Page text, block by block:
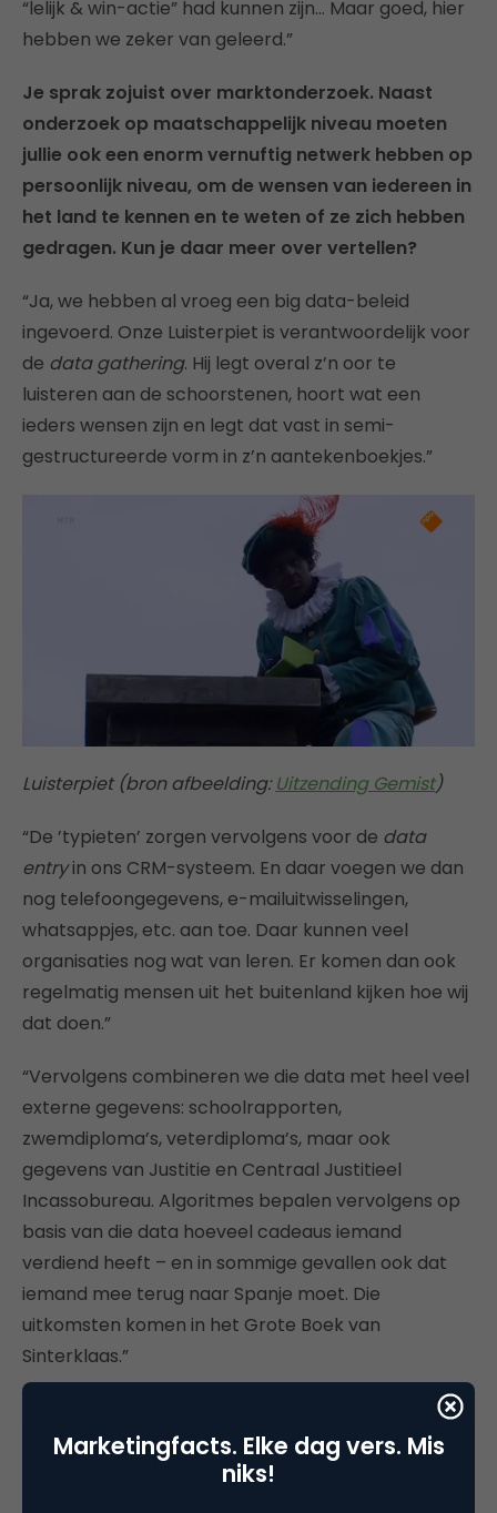
“lelijk & win-actie” had kunnen zijn… Maar goed, hier
hebben we zeker van geleerd.”
Je sprak zojuist over marktonderzoek. Naast
onderzoek op maatschappelijk niveau moeten
jullie ook een enorm vernuftig netwerk hebben op
persoonlijk niveau, om de wensen van iedereen in
het land te kennen en te weten of ze zich hebben
gedragen. Kun je daar meer over vertellen?
“Ja, we hebben al vroeg een big data-beleid
ingevoerd. Onze Luisterpiet is verantwoordelijk voor
de data gathering. Hij legt overal z’n oor te
luisteren aan de schoorstenen, hoort wat een
ieders wensen zijn en legt dat vast in semi-
gestructureerde vorm in z’n aantekenboekjes.”
Luisterpiet (bron afbeelding:Uitzending Gemist)
“De ’typieten’ zorgen vervolgens voor de data
entryin ons CRM-systeem. En daar voegen we dan
nog telefoongegevens, e-mailuitwisselingen,
whatsappjes, etc. aan toe. Daar kunnen veel
organisaties nog wat van leren. Er komen dan ook
regelmatig mensen uit het buitenland kijken hoe wij
dat doen.”
“Vervolgens combineren we die data met heel veel
externe gegevens: schoolrapporten,
zwemdiploma’s, veterdiploma’s, maar ook
gegevens van Justitie en Centraal Justitieel
Incassobureau. Algoritmes bepalen vervolgens op
basis van die data hoeveel cadeaus iemand
verdiend heeft – en in sommige gevallen ook dat
iemand mee terug naar Spanje moet. Die
uitkomsten komen in het Grote Boek van
Sinterklaas.”
Toch zagen we in het Sinterklaasjournaal dat de
boekjes van Luisterpiet kwijt zijn en dat hij alle
informatie nu rechtstreeks doorgeeft aan de
Marketingfacts. Elke dag vers. Mis
niks!